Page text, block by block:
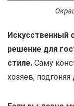
Искусственный
решение для
стиле. Саму
хозяев,